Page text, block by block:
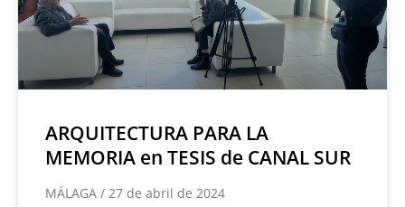
ARQUITECTURA PARA LA
MEMORIA en TESIS de CANAL SUR
MÁLAGA / 27 de abril de 2024